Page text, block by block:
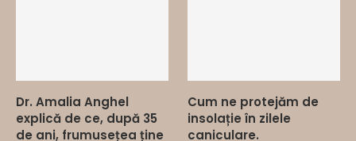
Dr. Amalia Anghel
explică de ce, după 35
de ani, frumusețea ține
Cum ne protejăm de
insolație în zilele
caniculare.